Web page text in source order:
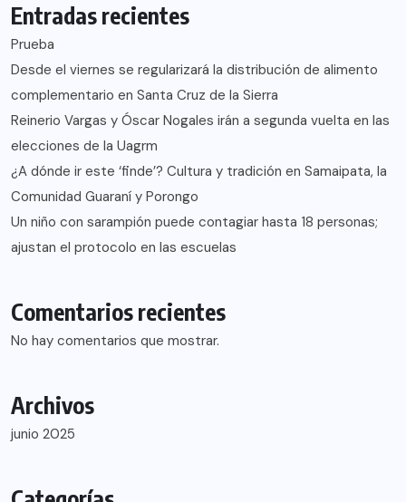
Entradas recientes
Prueba
Desde el viernes se regularizará la distribución de alimento
complementario en Santa Cruz de la Sierra
Reinerio Vargas y Óscar Nogales irán a segunda vuelta en las
elecciones de la Uagrm
¿A dónde ir este ‘finde’? Cultura y tradición en Samaipata, la
Comunidad Guaraní y Porongo
Un niño con sarampión puede contagiar hasta 18 personas;
ajustan el protocolo en las escuelas
Comentarios recientes
No hay comentarios que mostrar.
Archivos
junio 2025